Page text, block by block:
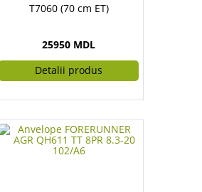
T7060 (70 cm ET)
25950 MDL
Detalii produs